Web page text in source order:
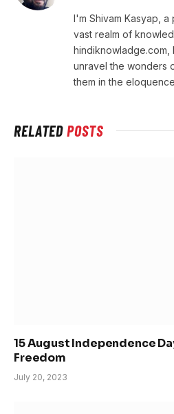
I'm Shivam Kasyap,
vast realm of
hindiknowladge.com,
unravel the wonders
them in the
RELATEDPOSTS
15 August Independence
Freedom
July 20, 2023